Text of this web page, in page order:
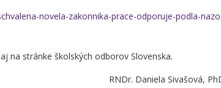
novela-zakonnika-prace-odporuje-podla-
na stránke školských odborov Slovenska.
RNDr. Daniela Sivašová,